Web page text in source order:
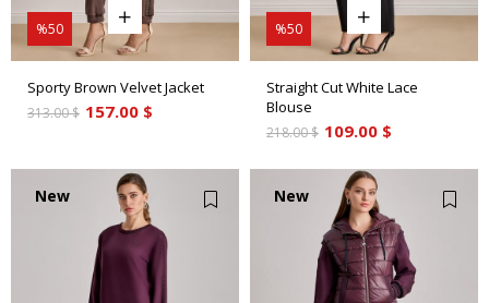
Sporty Brown Velvet Jacket
157.00 $
313.00 $
%50
Straight Cut White Lace
Blouse
109.00 $
218.00 $
%50
New
New